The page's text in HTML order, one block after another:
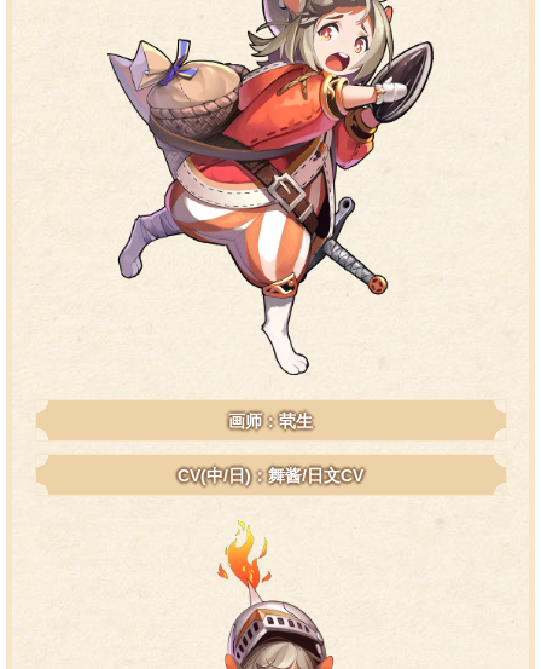
画师：茕生
CV(中/日)：舞酱/日文CV